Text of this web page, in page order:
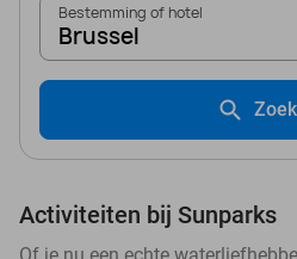
Bestemming of hotel
Brussel
Activiteiten bij Sunparks